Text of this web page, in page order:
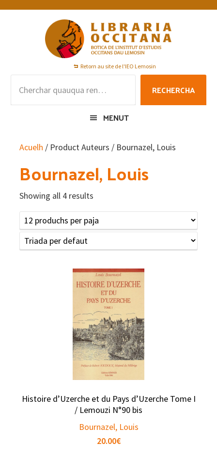
Skip
Skip
Skip
Retorn au site de l'IEO Lemosin
RECHERCHA
MENUT
Acuelh / Product Auteurs / Bournazel, Louis
Bournazel, Louis
Showing all 4 results
Histoire d’Uzerche et du Pays d’Uzerche Tome I
/ Lemouzi N°90 bis
Bournazel, Louis
20.00€